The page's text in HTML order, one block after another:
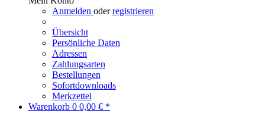
Anmelden oderregistrieren
Übersicht
Persönliche Daten
Adressen
Zahlungsarten
Bestellungen
Sofortdownloads
Merkzettel
Warenkorb 0 0,00 € *